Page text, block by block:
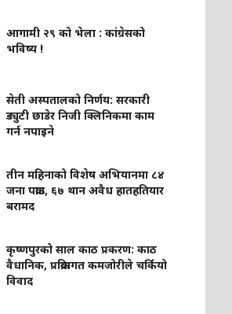
आगामी २९ को भेला : कांग्रेसको
भविष्य !
सेती अस्पतालको निर्णय: सरकारी
ड्युटी छाडेर निजी क्लिनिकमा काम
गर्न नपाइने
तीन महिनाको विशेष अभियानमा ८४
जना पक्राउ, ६७ थान अवैध हातहतियार
बरामद
कृष्णपुरको साल काठ प्रकरण: काठ
वैधानिक, प्रक्रियागत कमजोरीले चर्कियो
विवाद